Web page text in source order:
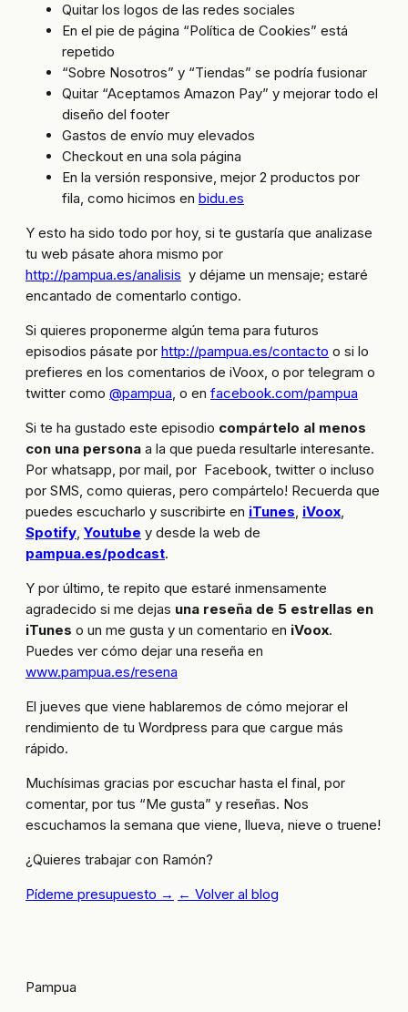
Quitar los logos de las redes sociales
En el pie de página “Política de Cookies” está
repetido
“Sobre Nosotros” y “Tiendas” se podría fusionar
Quitar “Aceptamos Amazon Pay” y mejorar todo el
diseño del footer
Gastos de envío muy elevados
Checkout en una sola página
En la versión responsive, mejor 2 productos por
fila, como hicimos en bidu.es
Y esto ha sido todo por hoy, si te gustaría que analizase
tu web pásate ahora mismo por
http://pampua.es/analisis y déjame un mensaje; estaré
encantado de comentarlo contigo.
Si quieres proponerme algún tema para futuros
episodios pásate por http://pampua.es/contacto o si lo
prefieres en los comentarios de iVoox, o por telegram o
twitter como @pampua, o en facebook.com/pampua
Si te ha gustado este episodio compártelo al menos
con una persona a la que pueda resultarle interesante.
Por whatsapp, por mail, por Facebook, twitter o incluso
por SMS, como quieras, pero compártelo! Recuerda que
puedes escucharlo y suscribirte en iTunes, iVoox,
Spotify, Youtube y desde la web de
pampua.es/podcast.
Y por último, te repito que estaré inmensamente
agradecido si me dejas una reseña de 5 estrellas en
iTunes o un me gusta y un comentario en iVoox.
Puedes ver cómo dejar una reseña en
www.pampua.es/resena
El jueves que viene hablaremos de cómo mejorar el
rendimiento de tu Wordpress para que cargue más
rápido.
Muchísimas gracias por escuchar hasta el final, por
comentar, por tus “Me gusta” y reseñas. Nos
escuchamos la semana que viene, llueva, nieve o truene!
¿Quieres trabajar con Ramón?
Pídeme presupuesto → ← Volver al blog
Pampua